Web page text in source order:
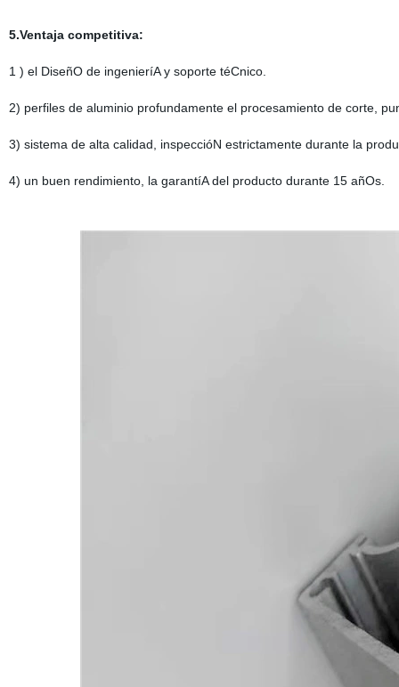
5.Ventaja competitiva:
1 ) el DiseñO de ingenieríA y soporte téCnico.
2) perfiles de aluminio profundamente el procesamiento de corte,
3) sistema de alta calidad, inspeccióN estrictamente durante la
4) un buen rendimiento, la garantíA del producto durante 15 añOs.